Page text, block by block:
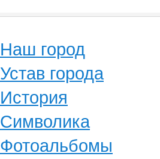
Наш город
Устав города
История
Символика
Фотоальбомы